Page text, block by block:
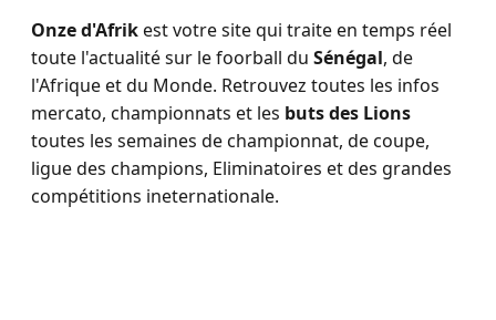
Onze d'Afrikest votre site qui traite en temps réel
toute l'actualité sur le foorball du Sénégal, de
l'Afrique et du Monde. Retrouvez toutes les infos
mercato, championnats et les buts des Lions
toutes les semaines de championnat, de coupe,
ligue des champions, Eliminatoires et des grandes
compétitions ineternationale.